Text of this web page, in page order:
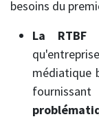
besoins du
La RTBF
médiatique